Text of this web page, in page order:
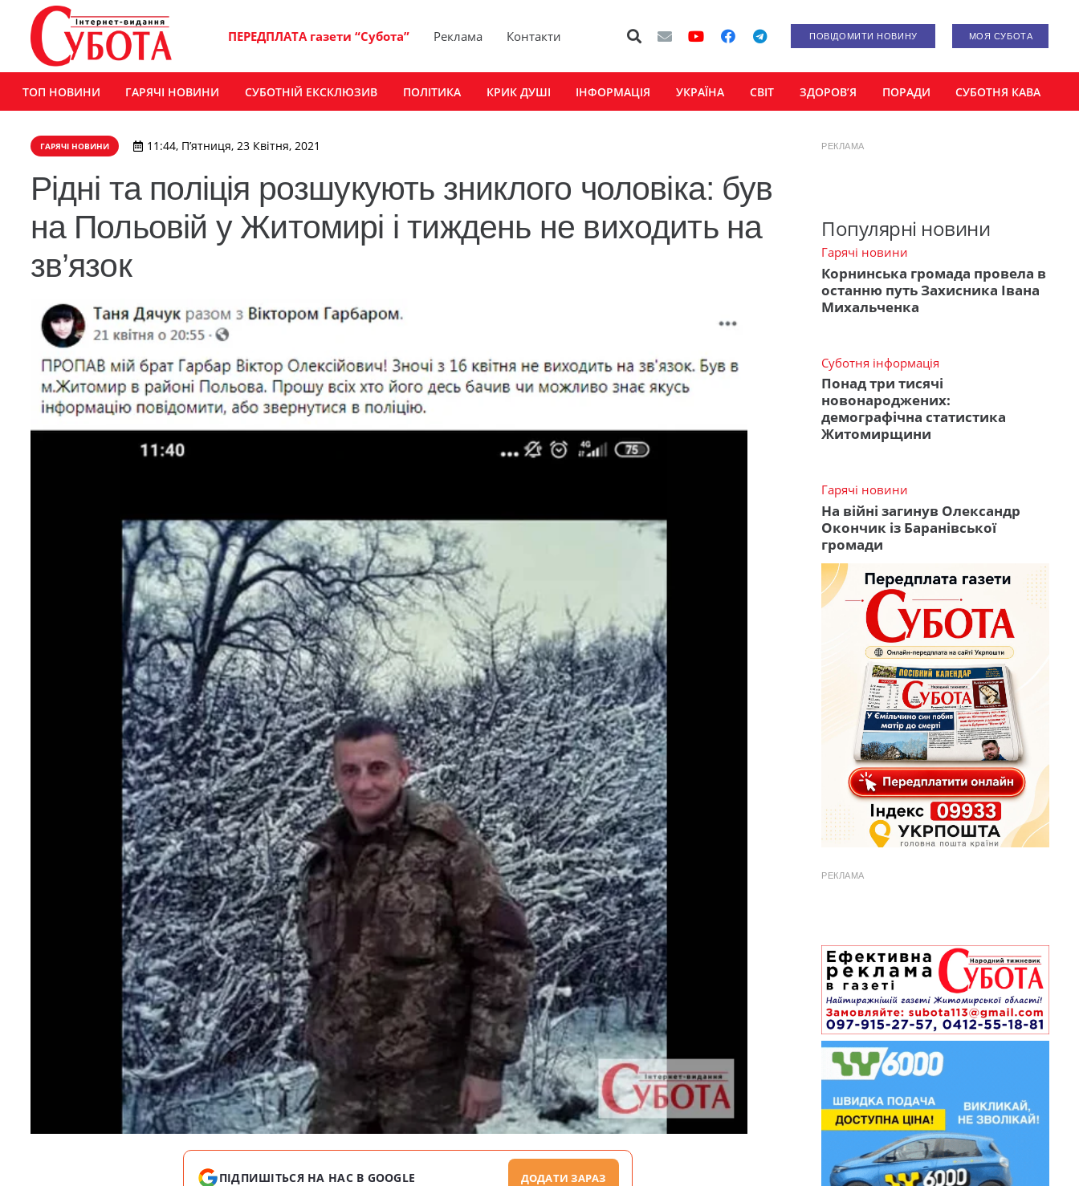
ПЕРЕДПЛАТА газети “Субота” Реклама Контакти ПОВІДОМИТИ НОВИНУ МОЯ СУБОТА
ТОП НОВИНИ ГАРЯЧІ НОВИНИ СУБОТНІЙ ЕКСКЛЮЗИВ ПОЛІТИКА КРИК ДУШІ ІНФОРМАЦІЯ УКРАЇНА СВІТ ЗДОРОВ’Я ПОРАДИ СУБОТНЯ КАВА
ГАРЯЧІ НОВИНИ 11:44, П’ятниця, 23 Квітня, 2021
Рідні та поліція розшукують зниклого чоловіка: був
на Польовій у Житомирі і тиждень не виходить на
зв’язок
ПІДПИШІТЬСЯ НА НАС В GOOGLE ДОДАТИ ЗАРАЗ
РЕКЛАМА
Популярні новини
Гарячі новини
Корнинська громада провела в
останню путь Захисника Івана
Михальченка
Суботня інформація
Понад три тисячі
новонароджених:
демографічна статистика
Житомирщини
Гарячі новини
На війні загинув Олександр
Окончик із Баранівської
громади
РЕКЛАМА